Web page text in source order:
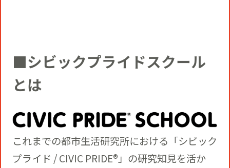
■シビックプライドスクール
とは
これまでの都市生活研究所における「シビック
プライド / CIVIC PRIDE®」の研究知見を活か